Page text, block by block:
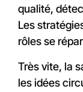
qualité,
Les
rôles se
Très vite, la
les idées